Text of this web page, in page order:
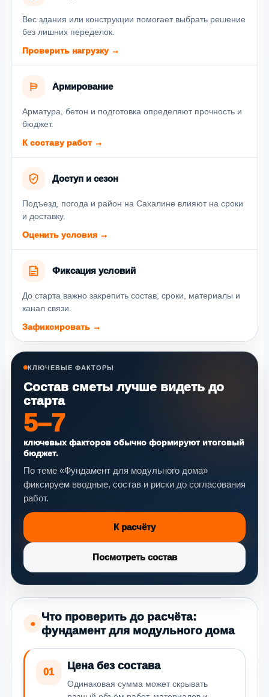
Вес здания или конструкции помогает выбрать решение
без лишних переделок.
Проверить нагрузку →
Армирование
Арматура, бетон и подготовка определяют прочность и
бюджет.
К составу работ →
Доступ и сезон
Подъезд, погода и район на Сахалине влияют на сроки
и доставку.
Оценить условия →
Фиксация условий
До старта важно закрепить состав, сроки, материалы и
канал связи.
Зафиксировать →
КЛЮЧЕВЫЕ ФАКТОРЫ
Состав сметы лучше видеть до
старта
5–7
ключевых факторов обычно формируют итоговый
бюджет.
По теме «Фундамент для модульного дома»
фиксируем вводные, состав и риски до согласования
работ.
К расчёту
Посмотреть состав
●
Что проверить до расчёта:
фундамент для модульного дома
01
Цена без состава
Одинаковая сумма может скрывать